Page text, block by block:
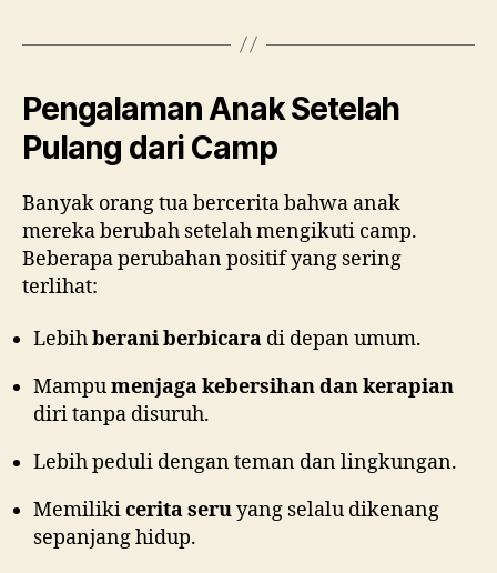
Pengalaman Anak Setelah
Pulang dari Camp
Banyak orang tua bercerita bahwa anak
mereka berubah setelah mengikuti camp.
Beberapa perubahan positif yang sering
terlihat:
Lebihberani berbicara di depan umum.
Mampumenjaga kebersihan dan kerapian
diri tanpa disuruh.
Lebih peduli dengan teman dan lingkungan.
Memilikicerita seruyang selalu dikenang
sepanjang hidup.